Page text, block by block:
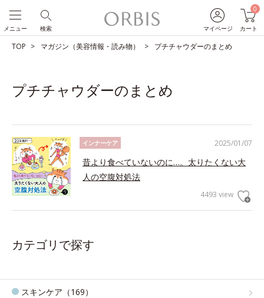
マイページ
0
カート
検索
メニュー
TOP マガジン（美容情報・読み物） プチチャウダーのまとめ
プチチャウダーのまとめ
2025/01/07
インナーケア
昔より食べていないのに…。太りたくない大
人の空腹対処法
4493 view
カテゴリで探す
スキンケア（169）